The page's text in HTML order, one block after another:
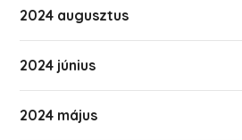
2024 augusztus
2024 június
2024 május